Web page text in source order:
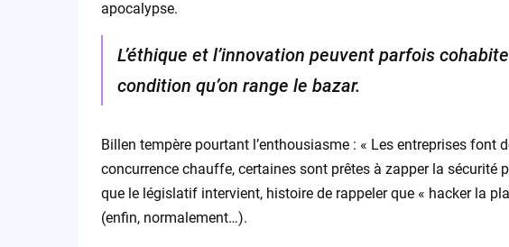
apocalypse.
L’éthique et l’innovation peuvent parfois
condition qu’on range le bazar.
Billen tempère pourtant l’enthousiasme : « Les entreprises font
concurrence chauffe, certaines sont prêtes à zapper la sécurité
que le législatif intervient, histoire de rappeler que « hacker la
(enfin, normalement…).